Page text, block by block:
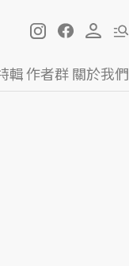
輯作者群關於我們